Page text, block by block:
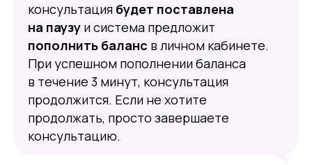
консультация будет поставлена
на паузу и система предложит
пополнить баланс в личном кабинете.
При успешном пополнении баланса
в течение 3 минут, консультация
продолжится. Если не хотите
продолжать, просто завершаете
консультацию.